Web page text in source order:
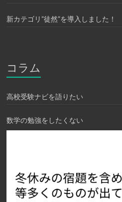
新カテゴリ”徒然”を導入しました！
コラム
高校受験ナビを語りたい
数学の勉強をしたくない